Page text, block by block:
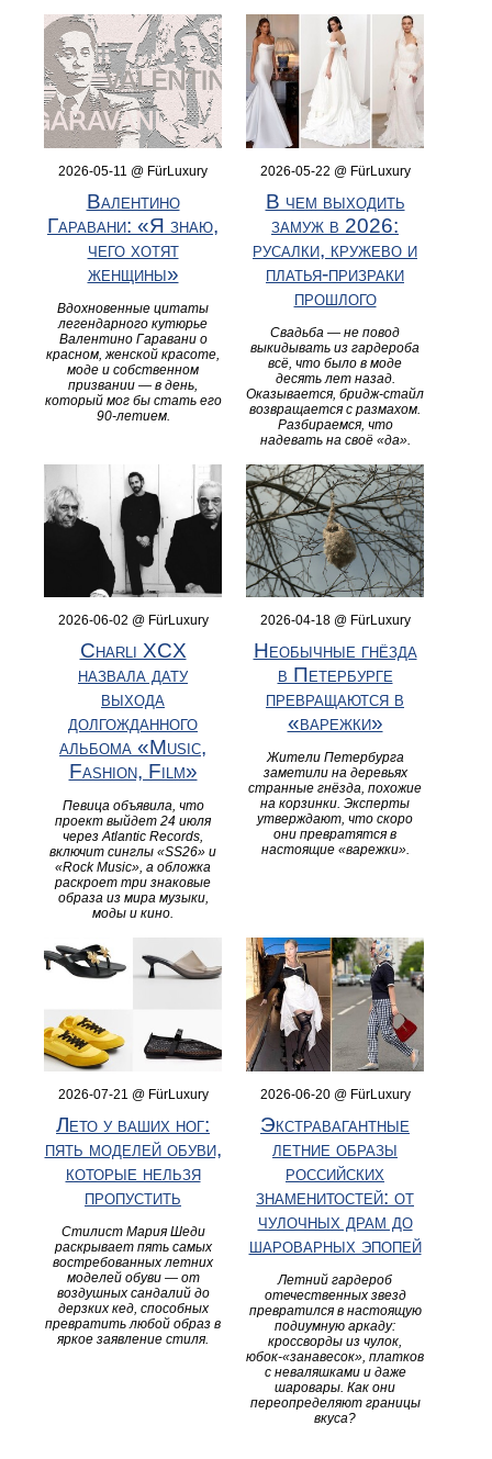
2026-05-11 @ FürLuxury
Валентино
Гаравани: «Я знаю,
чего хотят
женщины»
Вдохновенные цитаты
легендарного кутюрье
Валентино Гаравани о
красном, женской красоте,
моде и собственном
призвании — в день,
который мог бы стать его
90-летием.
2026-05-22 @ FürLuxury
В чем выходить
замуж в 2026:
русалки, кружево и
платья-призраки
прошлого
Свадьба — не повод
выкидывать из гардероба
всё, что было в моде
десять лет назад.
Оказывается, бридж-стайл
возвращается с размахом.
Разбираемся, что
надевать на своё «да».
2026-06-02 @ FürLuxury
Charli XCX
назвала дату
выхода
долгожданного
альбома «Music,
Fashion, Film»
Певица объявила, что
проект выйдет 24 июля
через Atlantic Records,
включит синглы «SS26» и
«Rock Music», а обложка
раскроет три знаковые
образа из мира музыки,
моды и кино.
2026-04-18 @ FürLuxury
Необычные гнёзда
в Петербурге
превращаются в
«варежки»
Жители Петербурга
заметили на деревьях
странные гнёзда, похожие
на корзинки. Эксперты
утверждают, что скоро
они превратятся в
настоящие «варежки».
2026-07-21 @ FürLuxury
Лето у ваших ног:
пять моделей обуви,
которые нельзя
пропустить
Стилист Мария Шеди
раскрывает пять самых
востребованных летних
моделей обуви — от
воздушных сандалий до
дерзких кед, способных
превратить любой образ в
яркое заявление стиля.
2026-06-20 @ FürLuxury
Экстравагантные
летние образы
российских
знаменитостей: от
чулочных драм до
шароварных эпопей
Летний гардероб
отечественных звезд
превратился в настоящую
подиумную аркаду:
кроссворды из чулок,
юбок‑«занавесок», платков
с неваляшками и даже
шаровары. Как они
переопределяют границы
вкуса?